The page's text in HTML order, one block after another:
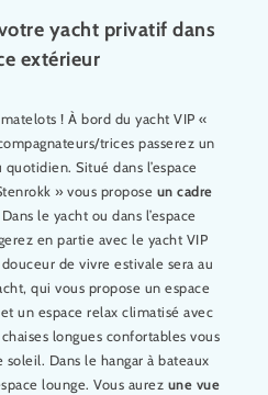
yacht privatif dans
extérieur
! À bord du yacht VIP «
trices passerez un
Situé dans l’espace
» vous propose un cadre
le yacht ou dans l’espace
en partie avec le yacht VIP
de vivre estivale sera au
qui vous propose un espace
un espace relax climatisé avec
longues confortables vous
Dans le hangar à bateaux
lounge. Vous aurez une vue